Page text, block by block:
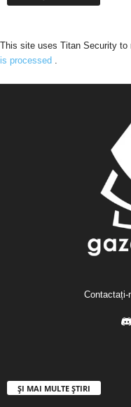
This site uses Titan Security to
is processed .
Contactați-
ȘI MAI MULTE ȘTIRI